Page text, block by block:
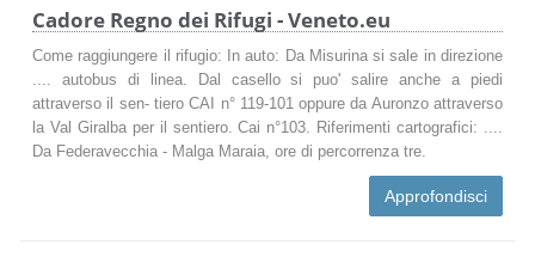
Cadore Regno dei Rifugi - Veneto.eu
Come raggiungere il rifugio: In auto: Da Misurina si sale in direzione
.... autobus di linea. Dal casello si puo' salire anche a piedi
attraverso il sen- tiero CAI n° 119-101 oppure da Auronzo attraverso
la Val Giralba per il sentiero. Cai n°103. Riferimenti cartografici: ....
Da Federavecchia - Malga Maraia, ore di percorrenza tre.
Approfondisci